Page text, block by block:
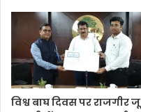
विश्व बाघ दिवस पर राजगीर जू